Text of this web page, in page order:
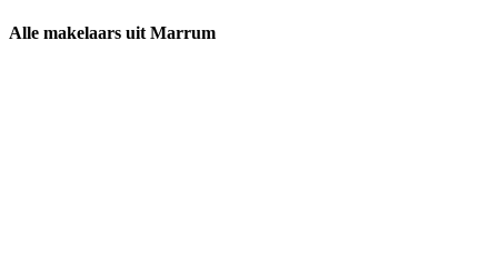
Alle makelaars uit Marrum